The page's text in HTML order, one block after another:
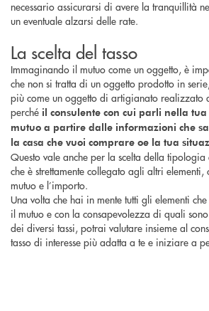
necessario assicurarsi di avere la tranquillità
un eventuale alzarsi delle rate.
La scelta del tasso
Immaginando il mutuo come un oggetto, è
che non si tratta di un oggetto prodotto in
più come un oggetto di artigianato realizzato
perché il consulente con cui parli nella
mutuo a partire dalle informazioni che
la casa che vuoi comprare oe la tua
Questo vale anche per la scelta della tipologia
che è strettamente collegato agli altri
mutuo e l’importo.
Una volta che hai in mente tutti gli elementi
il mutuo e con la consapevolezza di quali
dei diversi tassi, potrai valutare insieme al
tasso di interesse più adatta a te e iniziare a